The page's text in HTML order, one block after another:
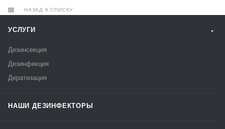
НАЗАД К СПИСКУ
УСЛУГИ
Дезинсекция
Дезинфекция
Дератизация
НАШИ ДЕЗИНФЕКТОРЫ